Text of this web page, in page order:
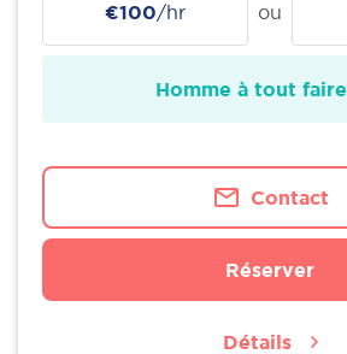
€100/hr ou
Homme à tout faire
Contact
Réserver
Détails